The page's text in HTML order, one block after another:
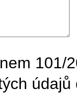
101/